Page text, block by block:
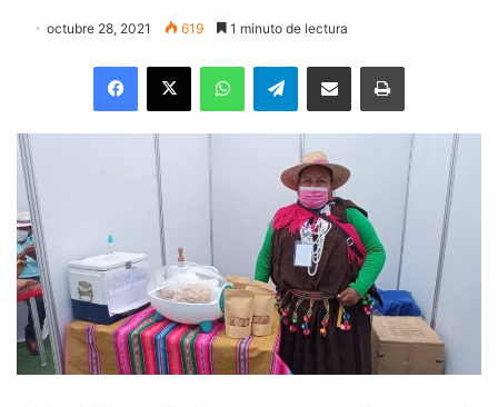
octubre 28, 2021 619 1 minuto de lectura
Facebook
X WhatsAppTelegramEnviar vía email Imprimir